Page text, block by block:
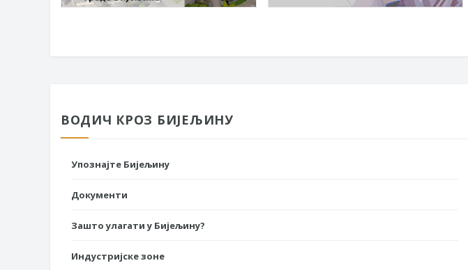
ВОДИЧ КРОЗ БИЈЕЉИНУ
Упознајте Бијељину
Документи
Зашто улагати у Бијељину?
Индустријске зоне